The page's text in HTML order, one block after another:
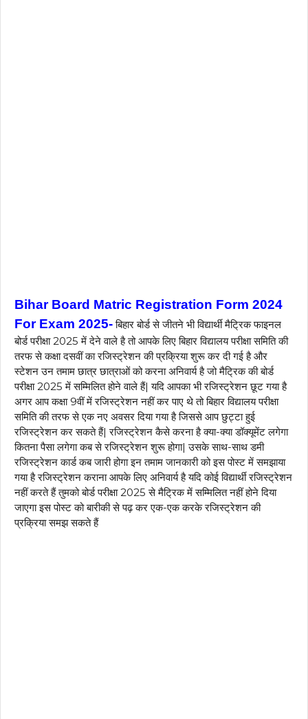
Bihar Board Matric Registration Form 2024
For Exam 2025-बिहार बोर्ड से जीतने भी विद्यार्थी मैट्रिक फाइनल
बोर्ड परीक्षा 2025 में देने वाले है तो आपके लिए बिहार विद्यालय परीक्षा समिति की
तरफ से कक्षा दसवीं का रजिस्ट्रेशन की प्रक्रिया शुरू कर दी गई है और
स्टेशन उन तमाम छात्र छात्राओं को करना अनिवार्य है जो मैट्रिक की बोर्ड
परीक्षा 2025 में सम्मिलित होने वाले हैं| यदि आपका भी रजिस्ट्रेशन छूट गया है
अगर आप कक्षा 9वीं में रजिस्ट्रेशन नहीं कर पाए थे तो बिहार विद्यालय परीक्षा
समिति की तरफ से एक नए अवसर दिया गया है जिससे आप छुट्टा हुई
रजिस्ट्रेशन कर सकते हैं| रजिस्ट्रेशन कैसे करना है क्या-क्या डॉक्यूमेंट लगेगा
कितना पैसा लगेगा कब से रजिस्ट्रेशन शुरू होगा| उसके साथ-साथ डमी
रजिस्ट्रेशन कार्ड कब जारी होगा इन तमाम जानकारी को इस पोस्ट में समझाया
गया है रजिस्ट्रेशन कराना आपके लिए अनिवार्य है यदि कोई विद्यार्थी रजिस्ट्रेशन
नहीं करते हैं तुमको बोर्ड परीक्षा 2025 से मैट्रिक में सम्मिलित नहीं होने दिया
जाएगा इस पोस्ट को बारीकी से पढ़ कर एक-एक करके रजिस्ट्रेशन की
प्रक्रिया समझ सकते हैं